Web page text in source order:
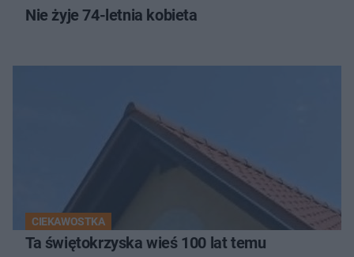
Nie żyje 74-letnia kobieta
CIEKAWOSTKA
Ta świętokrzyska wieś 100 lat temu